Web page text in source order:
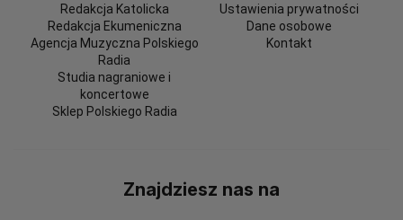
Redakcja Katolicka
Redakcja Ekumeniczna
Agencja Muzyczna Polskiego
Radia
Studia nagraniowe i
koncertowe
Sklep Polskiego Radia
Ustawienia prywatności
Dane osobowe
Kontakt
Znajdziesz nas na